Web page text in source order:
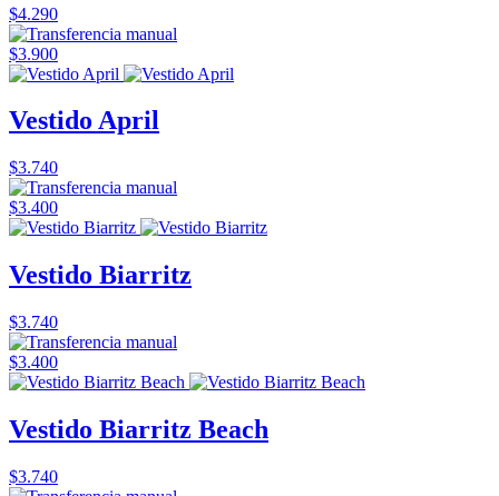
$4.290
$3.900
Vestido April
$3.740
$3.400
Vestido Biarritz
$3.740
$3.400
Vestido Biarritz Beach
$3.740